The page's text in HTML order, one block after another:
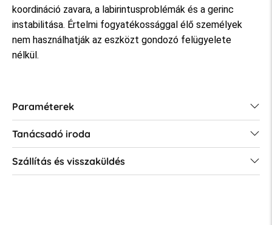
koordináció zavara, a labirintusproblémák és a gerinc
instabilitása. Értelmi fogyatékossággal élő személyek
nem használhatják az eszközt gondozó felügyelete
nélkül.
Paraméterek
Tanácsadó iroda
Szállítás és visszaküldés